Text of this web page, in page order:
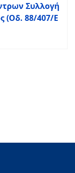
Συλλογή
(Οδ. 88/407/E